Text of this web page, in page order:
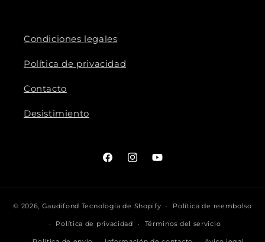
Condiciones legales
Política de privacidad
Contacto
Desistimiento
FacebookInstagramYouTube
© 2026, Gaudifond Tecnología de Shopify Política de reembolso
Política de privacidad Términos del servicio